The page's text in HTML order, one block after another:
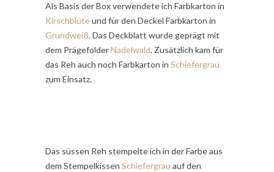
Als Basis der Box verwendete ich Farbkarton in
Kirschblüteund für den Deckel Farbkarton in
Grundweiß. Das Deckblatt wurde geprägt mit
dem PrägefolderNadelwald. Zusätzlich kam für
das Reh auch noch Farbkarton in Schiefergrau
zum Einsatz.
Das süssen Reh stempelte ich in der Farbe aus
dem Stempelkissen Schiefergrau auf den